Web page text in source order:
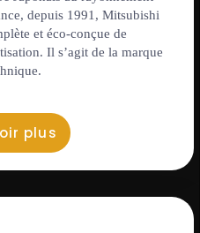
depuis 1991, Mitsubishi
et éco-conçue de
Il s’agit de la marque
plus